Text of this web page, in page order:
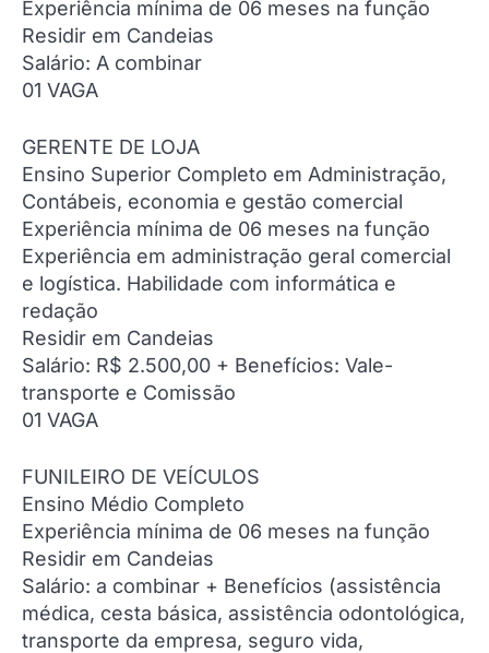
Experiência mínima de 06 meses na função
Residir em Candeias
Salário: A combinar
01 VAGA
GERENTE DE LOJA
Ensino Superior Completo em Administração,
Contábeis, economia e gestão comercial
Experiência mínima de 06 meses na função
Experiência em administração geral comercial
e logística. Habilidade com informática e
redação
Residir em Candeias
Salário: R$ 2.500,00 + Benefícios: Vale-
transporte e Comissão
01 VAGA
FUNILEIRO DE VEÍCULOS
Ensino Médio Completo
Experiência mínima de 06 meses na função
Residir em Candeias
Salário: a combinar + Benefícios (assistência
médica, cesta básica, assistência odontológica,
transporte da empresa, seguro vida,